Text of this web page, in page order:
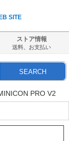
SITE
ストア情報
送料、 お支払い
SEARCH
PRO V2